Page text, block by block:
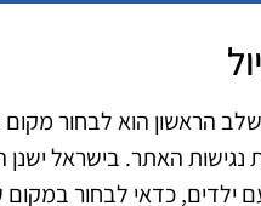
הראשון הוא לבחור
נגישות האתר. בישראל
ילדים, כדאי לבחור